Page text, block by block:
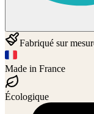
Fabriqué sur
Made in France
Écologique